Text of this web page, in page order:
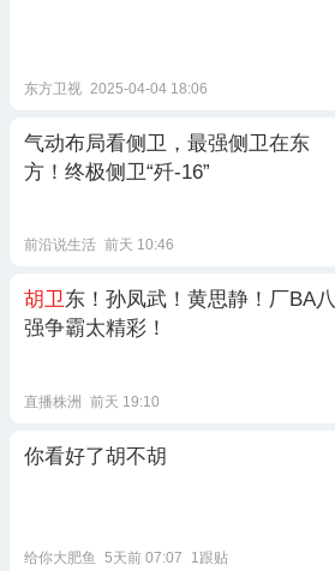
东方卫视 2025-04-04 18:06
气动布局看侧卫，最强侧卫在东
方！终极侧卫“歼-16”
前沿说生活 前天 10:46
胡卫东！孙凤武！黄思静！厂BA八
强争霸太精彩！
直播株洲 前天 19:10
你看好了胡不胡
给你大肥鱼 5天前 07:07 1跟贴